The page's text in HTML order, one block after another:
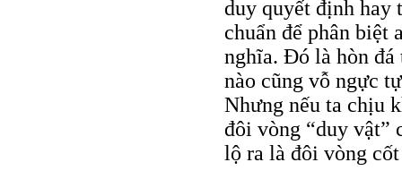
duy quyết định hay
chuẩn để phân biệt
nghĩa. Đó là hòn
nào cũng vỗ ngực
Nhưng nếu ta chịu
đôi vòng “duy vật”
lộ ra là đôi vòng